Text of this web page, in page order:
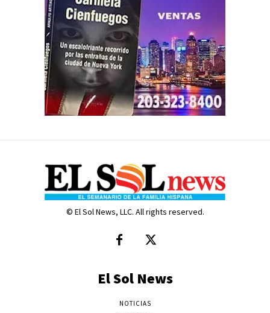
© El Sol News, LLC. All rights reserved.
El Sol News
NOTICIAS